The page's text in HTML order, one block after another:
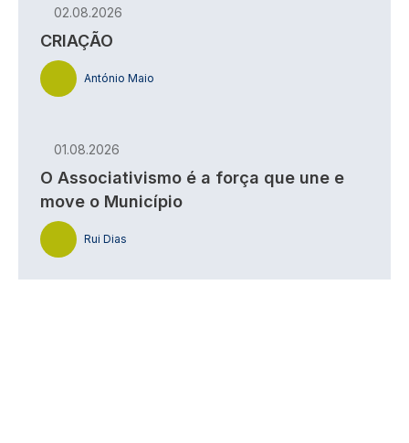
02.08.2026
CRIAÇÃO
António Maio
01.08.2026
O Associativismo é a força que une e
move o Município
Rui Dias